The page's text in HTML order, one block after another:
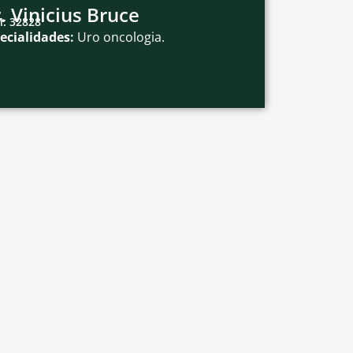
Vinicius Bruce
32828
Uro oncologia.